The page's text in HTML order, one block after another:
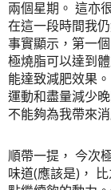
兩個星期。 這亦
在這一段時間我
事實顯示，第一
極燒脂可以達到
能達致減肥效果
運動和盡量減少
不能夠為我帶來
順帶一提， 今次
味道(應該是)，